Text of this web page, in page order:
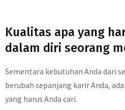
Kualitas apa yang
dalam diri seorang
Sementara kebutuhan Anda dari
berubah sepanjang karir Anda,
yang harus Anda cari.